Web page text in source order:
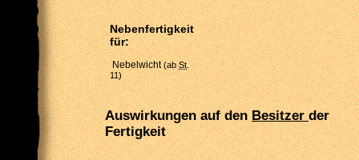
Nebenfertigkeit
für:
Nebelwicht(abSt
11)
Auswirkungen auf den Besitzerder
Fertigkeit